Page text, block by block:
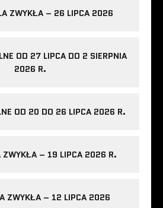
ZWYKŁA – 26 LIPCA 2026
OD 27 LIPCA DO 2 SIERPNIA
2026 R.
OD 20 DO 26 LIPCA 2026 R.
ZWYKŁA – 19 LIPCA 2026 R.
ZWYKŁA – 12 LIPCA 2026